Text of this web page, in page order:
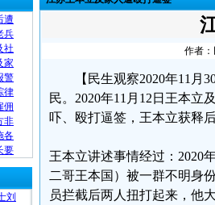
遭
兵
社
家
警
律
佣
非
各
要
刘
作者：
【民生观察2020年11
民。2020年11月12日王本立
吓、殴打逼签，王本立获释
王本立讲述事情经过：2020
二哥王本国）被一群不明身
员拦截后两人扭打起来，他